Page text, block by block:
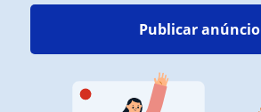
Publicar anúncio